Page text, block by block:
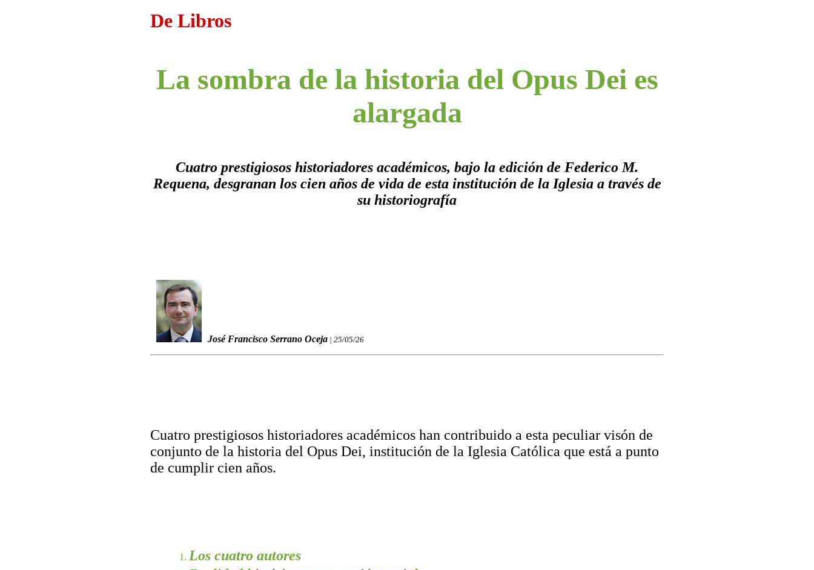
De Libros
La sombra de la historia del Opus Dei es
alargada
Cuatro prestigiosos historiadores académicos, bajo la edición de Federico M.
Requena, desgranan los cien años de vida de esta institución de la Iglesia a través de
su historiografía
José Francisco Serrano Oceja | 25/05/26
Cuatro prestigiosos historiadores académicos han contribuido a esta peculiar visón de
conjunto de la historia del Opus Dei, institución de la Iglesia Católica que está a punto
de cumplir cien años.
Los cuatro autores